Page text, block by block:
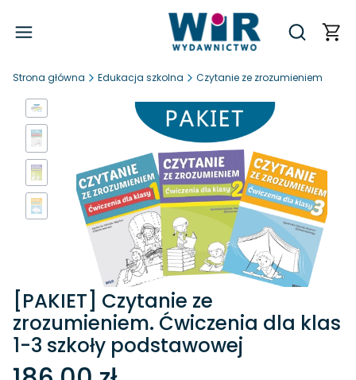
Otwórz
Strona główna Edukacja szkolna Czytanie ze zrozumieniem
[PAKIET] Czytanie ze
zrozumieniem. Ćwiczenia dla klas
1-3 szkoły podstawowej